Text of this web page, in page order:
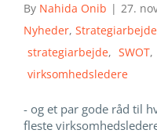
By Nahida Onib | 27.
Nyheder, Strategiarbejde
strategiarbejde, SWOT,
virksomhedsledere
- og et par gode råd til
fleste